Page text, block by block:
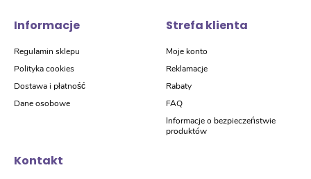
Informacje
Regulamin sklepu
Polityka cookies
Dostawa i płatność
Dane osobowe
Strefa klienta
Moje konto
Reklamacje
Rabaty
FAQ
Informacje o bezpieczeństwie
produktów
Kontakt